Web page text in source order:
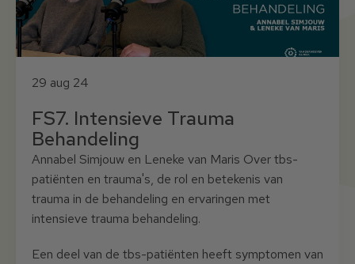
29 aug 24
FS7. Intensieve Trauma
Behandeling
Annabel Simjouw en Leneke van Maris Over tbs-
patiënten en trauma's, de rol en betekenis van
trauma in de behandeling en ervaringen met
intensieve trauma behandeling.
Een deel van de tbs-patiënten heeft symptomen van